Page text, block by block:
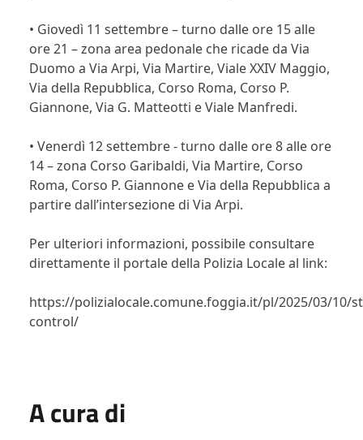
• Giovedì 11 settembre– turno dalle ore 15 alle
ore 21 – zona area pedonale che ricade da Via
Duomo a Via Arpi, Via Martire, Viale XXIV Maggio,
Via della Repubblica, Corso Roma, Corso P.
Giannone, Via G. Matteotti e Viale Manfredi.
• Venerdì 12 settembre- turno dalle ore 8 alle ore
14 – zona Corso Garibaldi, Via Martire, Corso
Roma, Corso P. Giannone e Via della Repubblica a
partire dall’intersezione di Via Arpi.
Per ulteriori informazioni, possibile consultare
direttamente il portale della Polizia Locale al link:
https://polizialocale.comune.foggia.it/pl/2025/03/10/
control/
A cura di